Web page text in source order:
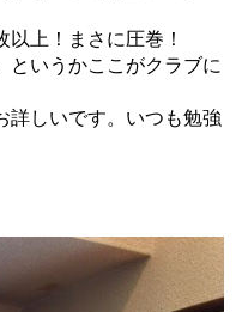
以上！まさに圧巻！
というかここがクラブに
詳しいです。いつも勉強